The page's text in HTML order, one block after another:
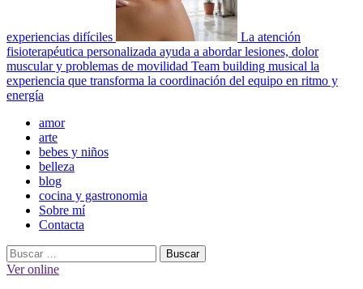
experiencias difíciles
La atención
fisioterapéutica personalizada ayuda a abordar lesiones, dolor
muscular y problemas de movilidad Team building musical la
experiencia que transforma la coordinación del equipo en ritmo y
energía
Menú
principal
amor
arte
bebes y niños
belleza
blog
cocina y gastronomia
Sobre mí
Contacta
Buscar:
Ver online